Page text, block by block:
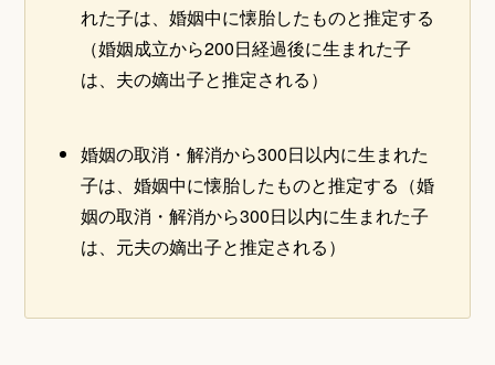
れた子は、婚姻中に懐胎したものと推定する
（婚姻成立から200日経過後に生まれた子
は、夫の嫡出子と推定される）
婚姻の取消・解消から300日以内に生まれた
子は、婚姻中に懐胎したものと推定する（婚
姻の取消・解消から300日以内に生まれた子
は、元夫の嫡出子と推定される）